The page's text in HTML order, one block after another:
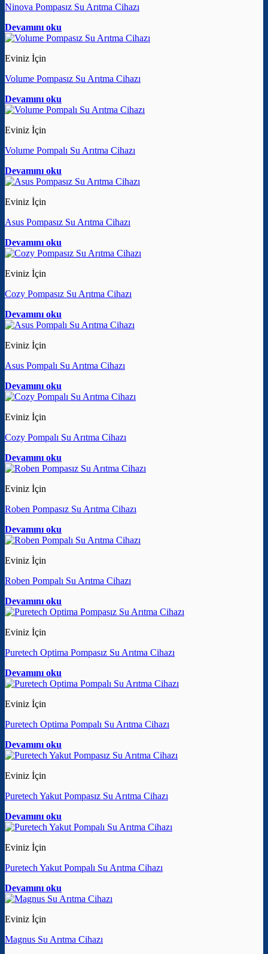
Ninova Pompasız Su Arıtma Cihazı
Devamını oku
Eviniz İçin
Volume Pompasız Su Arıtma Cihazı
Devamını oku
Eviniz İçin
Volume Pompalı Su Arıtma Cihazı
Devamını oku
Eviniz İçin
Asus Pompasız Su Arıtma Cihazı
Devamını oku
Eviniz İçin
Cozy Pompasız Su Arıtma Cihazı
Devamını oku
Eviniz İçin
Asus Pompalı Su Arıtma Cihazı
Devamını oku
Eviniz İçin
Cozy Pompalı Su Arıtma Cihazı
Devamını oku
Eviniz İçin
Roben Pompasız Su Arıtma Cihazı
Devamını oku
Eviniz İçin
Roben Pompalı Su Arıtma Cihazı
Devamını oku
Eviniz İçin
Puretech Optima Pompasız Su Arıtma Cihazı
Devamını oku
Eviniz İçin
Puretech Optima Pompalı Su Arıtma Cihazı
Devamını oku
Eviniz İçin
Puretech Yakut Pompasız Su Arıtma Cihazı
Devamını oku
Eviniz İçin
Puretech Yakut Pompalı Su Arıtma Cihazı
Devamını oku
Eviniz İçin
Magnus Su Arıtma Cihazı